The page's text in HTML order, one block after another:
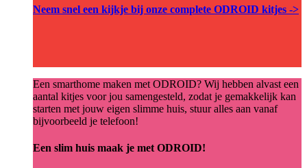
Neem snel een kijkje bij onze complete ODROID kitjes ->
Een smarthome maken met ODROID? Wij hebben alvast een
aantal kitjes voor jou samengesteld, zodat je gemakkelijk kan
starten met jouw eigen slimme huis, stuur alles aan vanaf
bijvoorbeeld je telefoon!
Een slim huis maak je met ODROID!